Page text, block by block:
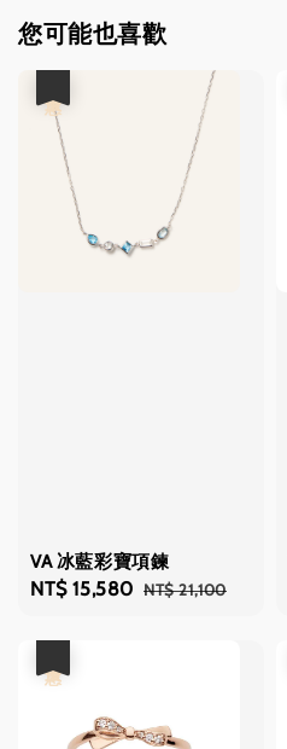
您可能也喜歡
VA 冰藍彩寶項鍊
Sale
NT$ 15,580 Regular
NT$ 21,100